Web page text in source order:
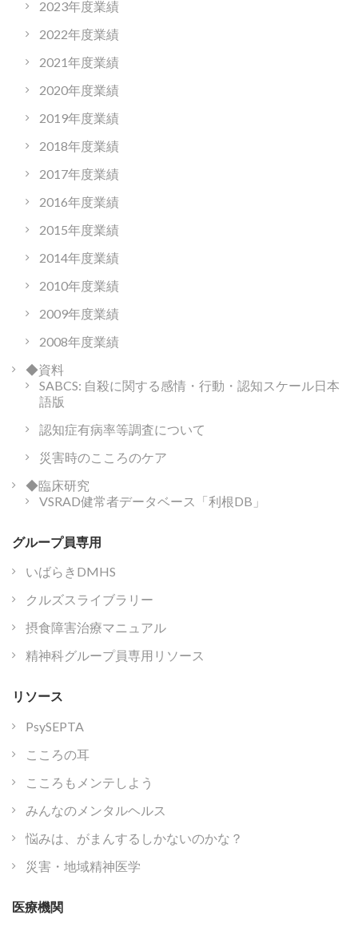
2023年度業績
2022年度業績
2021年度業績
2020年度業績
2019年度業績
2018年度業績
2017年度業績
2016年度業績
2015年度業績
2014年度業績
2010年度業績
2009年度業績
2008年度業績
◆資料
SABCS: 自殺に関する感情・行動・認知スケール日本
語版
認知症有病率等調査について
災害時のこころのケア
◆臨床研究
VSRAD健常者データベース「利根DB」
グループ員専用
いばらきDMHS
クルズスライブラリー
摂食障害治療マニュアル
精神科グループ員専用リソース
リソース
PsySEPTA
こころの耳
こころもメンテしよう
みんなのメンタルヘルス
悩みは、がまんするしかないのかな？
災害・地域精神医学
医療機関